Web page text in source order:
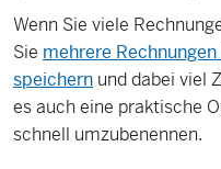
Wenn Sie viele
Sie mehrere
speichern und dabei viel
es auch eine praktische
schnell umzubenennen.